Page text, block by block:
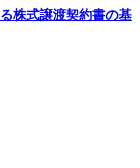
株式譲渡契約書の基